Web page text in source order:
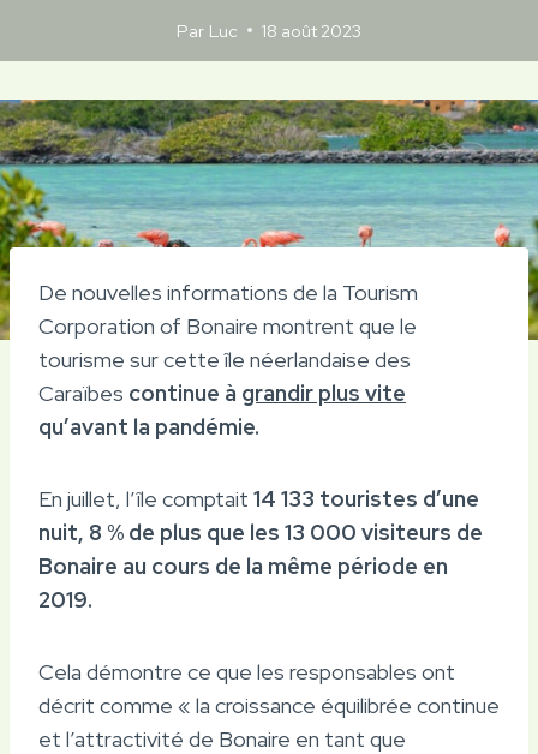
Par Luc 18 août 2023
De nouvelles informations de la Tourism
Corporation of Bonaire montrent que le
tourisme sur cette île néerlandaise des
Caraïbes continue à grandir plus vite
qu’avant la pandémie.
En juillet, l’île comptait 14 133 touristes d’une
nuit, 8 % de plus que les 13 000 visiteurs de
Bonaire au cours de la même période en
2019.
Cela démontre ce que les responsables ont
décrit comme « la croissance équilibrée continue
et l’attractivité de Bonaire en tant que